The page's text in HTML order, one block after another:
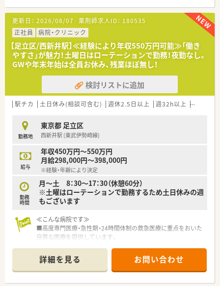
【募集背景と求める人物像について】
・今回は欠員補充のため、新しい仲間を積極的に募集しています
・協調性があり、チームで協力して業務に取り組める方を求めて
います。
【勤務について】
・同法人の３施設をローテーションで勤務いただきます
（※循環器病院、循環器専門のリハビリ病院、循環器専門のクリ
ニック）
・3施設ともに最寄り駅は北綾瀬駅に立地しております
・外来や入院、急性期～慢性期まで循環器領域の経験を深く積む
ことができます
シュできます
・休日は日祝他、3日間の事前希望制で柔軟に調整できるため、計
画的にお休みが取れます
【やりがい/おすすめポイント】
・夜勤や当直がないため、体力的にも無理なく長く働き続けられ
ます。
・休みが取りやすい環境なので、趣味や家庭との時間を大切にで
きます
・3施設をローテンション勤務の為、急性期から慢性期まで、幅広
更新日： 2026/08/07 薬剤師求人ID： 180535
正社員
病院・クリニック
【足立区/西新井駅】≪経験により年収550万円可能≫「働き
やすさ」が魅力！土曜日はローテーションで勤務！夜勤なし。
GWや年末年始は全員お休み、残業ほぼ無し！
検討リストに追加
駅チカ 土日休み(相談可含む) 週休2.5日以上 週32h以上 新卒可
勤務地
東京都 足立区
西新井駅 (東武伊勢崎線)
給与
年収450万円～550万円
月給298,000円～398,000円
※経験・年齢により決定
勤務
時間
月～土 8：30～17：30（休憩60分）
※土曜はローテーションで勤務するため土日休みの週
もございます
≪こんな病院です≫
■高度専門医療・急性期・24時間体制の救急医療に重点をおいた
良質な医療を提供しています。
頼され貢献できる病院を目指しています。
■安心・快適な入院環境の整備と在宅介護のバックアップを職員
一同が努力して実践しています。
■ICU4床、重症個室12床を設備し、救急重症患者様に迅速に対
詳細を見る お問い合わせ